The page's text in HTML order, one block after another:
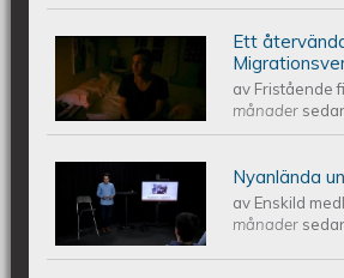
Min återvändarsamtal
Migrationsverket den
2017
Ett
av Fristående
månader
Nyanlända Ungdomar
Nyanlända
av Enskild
månader